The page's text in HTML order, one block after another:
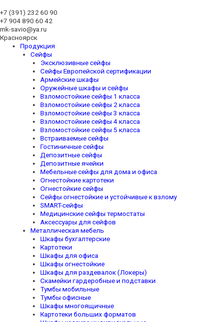
+7 (391) 232 60 90
+7 904 890 60 42
mk-savio@ya.ru
Красноярск
Продукция
Сейфы
Эксклюзивные сейфы
Сейфы Европейской сертификации
Армейские шкафы
Оружейные шкафы и сейфы
Взломостойкие сейфы 1 класса
Взломостойкие сейфы 2 класса
Взломостойкие сейфы 3 класса
Взломостойкие сейфы 4 класса
Взломостойкие сейфы 5 класса
Встраиваемые сейфы
Гостиничные сейфы
Депозитные сейфы
Депозитные ячейки
Мебельные сейфы для дома и офиса
Огнестойкие картотеки
Огнестойкие сейфы
Сейфы огнестойкие и устойчивые к взлому
SMART-сейфы
Медицинские сейфы термостаты
Аксессуары для сейфов
Металлическая мебель
Шкафы бухгалтерские
Картотеки
Шкафы для офиса
Шкафы огнестойкие
Шкафы для раздевалок (Локеры)
Скамейки гардеробные и подставки
Тумбы мобильные
Тумбы офисные
Шкафы многоящичные
Картотеки больших форматов